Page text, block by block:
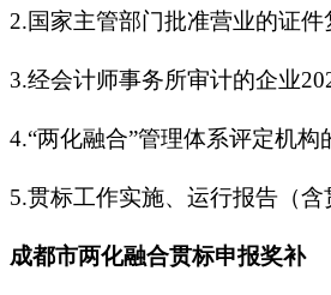
2.国家主管部门批准营业的证
3.经会计师事务所审计的企业
4.“两化融合”管理体系评定机
5.贯标工作实施、运行报告（
成都市两化融合贯标申报奖补